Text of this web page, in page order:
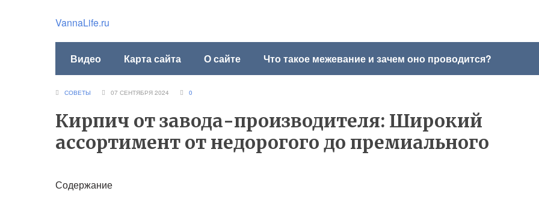
VannaLife.ru
Видео Карта сайта О сайте Что такое межевание и зачем оно проводится?
СОВЕТЫ 07 СЕНТЯБРЯ 2024 0
Кирпич от завода-производителя: Широкий
ассортимент от недорогого до премиального
Содержание